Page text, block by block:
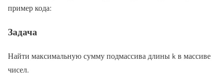
пример кода:
Задача
Найти максимальную сумму подмассива длины k в массиве
чисел.